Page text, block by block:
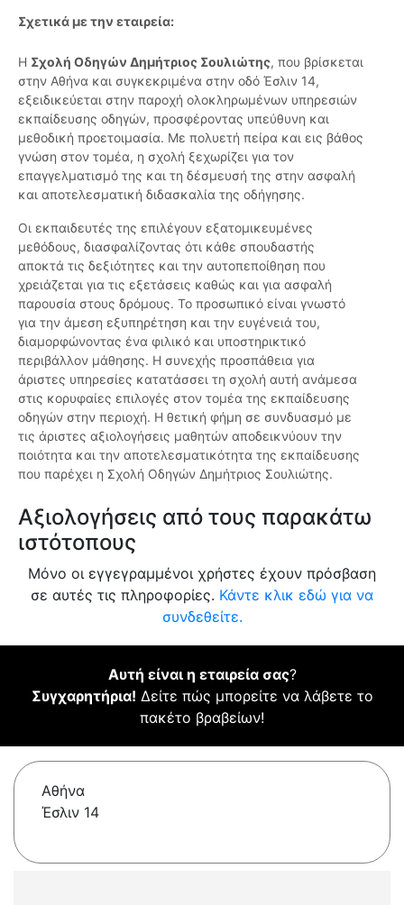
Σχετικά με την εταιρεία:
Η Σχολή Οδηγών Δημήτριος Σουλιώτης, που βρίσκεται
στην Αθήνα και συγκεκριμένα στην οδό Έσλιν 14,
εξειδικεύεται στην παροχή ολοκληρωμένων υπηρεσιών
εκπαίδευσης οδηγών, προσφέροντας υπεύθυνη και
μεθοδική προετοιμασία. Με πολυετή πείρα και εις βάθος
γνώση στον τομέα, η σχολή ξεχωρίζει για τον
επαγγελματισμό της και τη δέσμευσή της στην ασφαλή
και αποτελεσματική διδασκαλία της οδήγησης.
Οι εκπαιδευτές της επιλέγουν εξατομικευμένες
μεθόδους, διασφαλίζοντας ότι κάθε σπουδαστής
αποκτά τις δεξιότητες και την αυτοπεποίθηση που
χρειάζεται για τις εξετάσεις καθώς και για ασφαλή
παρουσία στους δρόμους. Το προσωπικό είναι γνωστό
για την άμεση εξυπηρέτηση και την ευγένειά του,
διαμορφώνοντας ένα φιλικό και υποστηρικτικό
περιβάλλον μάθησης. Η συνεχής προσπάθεια για
άριστες υπηρεσίες κατατάσσει τη σχολή αυτή ανάμεσα
στις κορυφαίες επιλογές στον τομέα της εκπαίδευσης
οδηγών στην περιοχή. Η θετική φήμη σε συνδυασμό με
τις άριστες αξιολογήσεις μαθητών αποδεικνύουν την
ποιότητα και την αποτελεσματικότητα της εκπαίδευσης
που παρέχει η Σχολή Οδηγών Δημήτριος Σουλιώτης.
Αξιολογήσεις από τους παρακάτω
ιστότοπους
Μόνο οι εγγεγραμμένοι χρήστες έχουν πρόσβαση
σε αυτές τις πληροφορίες. Κάντε κλικ εδώ για να
συνδεθείτε.
Αυτή είναι η εταιρεία σας?
Συγχαρητήρια! Δείτε πώς μπορείτε να λάβετε το
πακέτο βραβείων!
Αθήνα
Έσλιν 14